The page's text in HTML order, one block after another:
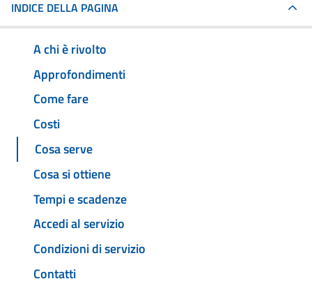
INDICE DELLA PAGINA
A chi è rivolto
Approfondimenti
Come fare
Costi
Cosa serve
Cosa si ottiene
Tempi e scadenze
Accedi al servizio
Condizioni di servizio
Contatti